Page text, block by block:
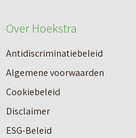
n
n
a
a
r
e
e
Over Hoekstra
Antidiscriminatiebeleid
Algemene voorwaarden
Cookiebeleid
Disclaimer
ESG-Beleid